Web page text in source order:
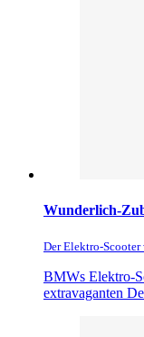
Wunderlich-
Der Elektro-
BMWs Elektro-
extravaganten